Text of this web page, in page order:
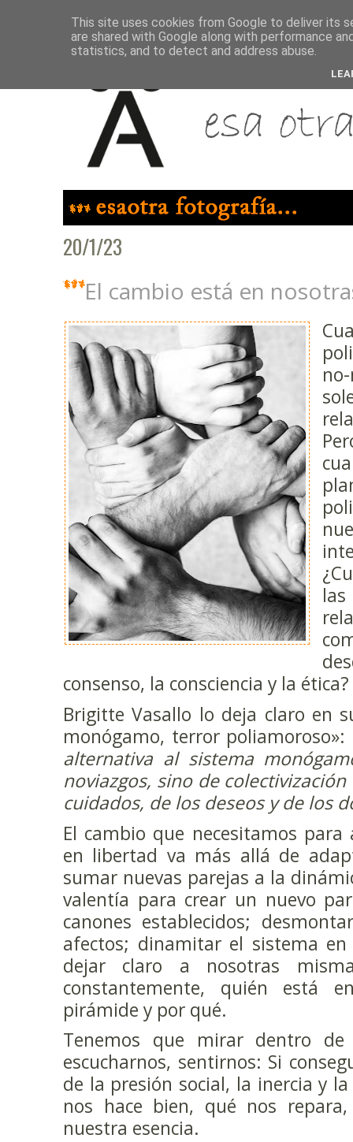
20/1/23
El cambio está en
consenso, la consciencia y la ética?
Brigitte Vasallo lo deja claro en
monógamo, terror poliamoroso»:
alternativa al sistema
noviazgos, sino de
cuidados, de los deseos y de los
El cambio que necesitamos
en libertad va más allá de
sumar nuevas parejas a la
valentía para crear un nuevo
canones establecidos;
afectos; dinamitar el sistema
dejar claro a nosotras
constantemente, quién está
pirámide y por qué.
Tenemos que mirar dentro
escucharnos, sentirnos: Si
de la presión social, la inercia y
nos hace bien, qué nos
nuestra esencia.
This site uses cookies from Google to deliver its
are shared with Google along with performance
statistics, and to detect and address abuse.